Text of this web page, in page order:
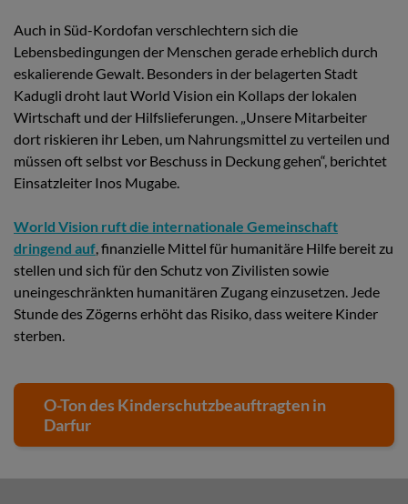
Auch in Süd-Kordofan verschlechtern sich die
Lebensbedingungen der Menschen gerade erheblich durch
eskalierende Gewalt. Besonders in der belagerten Stadt
Kadugli droht laut World Vision ein Kollaps der lokalen
Wirtschaft und der Hilfslieferungen. „Unsere Mitarbeiter
dort riskieren ihr Leben, um Nahrungsmittel zu verteilen und
müssen oft selbst vor Beschuss in Deckung gehen“, berichtet
Einsatzleiter Inos Mugabe.
World Vision ruft die internationale Gemeinschaft
dringend auf, finanzielle Mittel für humanitäre Hilfe bereit zu
stellen und sich für den Schutz von Zivilisten sowie
uneingeschränkten humanitären Zugang einzusetzen. Jede
Stunde des Zögerns erhöht das Risiko, dass weitere Kinder
sterben.
O-Ton des Kinderschutzbeauftragten in
Darfur